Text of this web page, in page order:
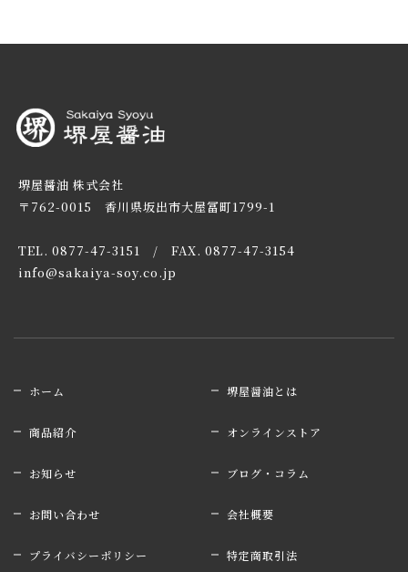
堺屋醤油 株式会社
〒762-0015 香川県坂出市大屋冨町1799-1
TEL. 0877-47-3151 / FAX. 0877-47-3154
info@sakaiya-soy.co.jp
ホーム 堺屋醤油とは
商品紹介 オンラインストア
お知らせ ブログ・コラム
お問い合わせ 会社概要
プライバシーポリシー 特定商取引法